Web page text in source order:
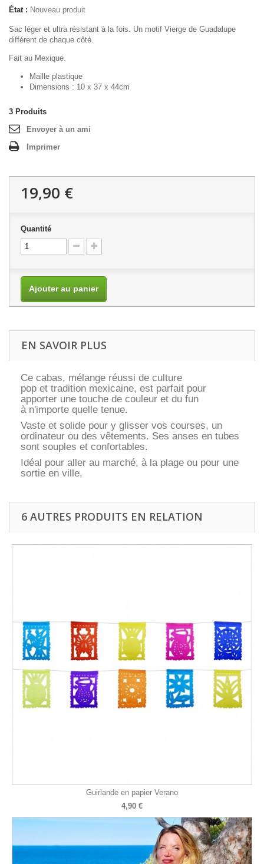
État : Nouveau produit
Sac léger et ultra résistant à la fois. Un motif Vierge de Guadalupe
différent de chaque côté.
Fait au Mexique.
Maille plastique
Dimensions : 10 x 37 x 44cm
3 Produits
Envoyer à un ami
Imprimer
19,90 €
Quantité
Ajouter au panier
EN SAVOIR PLUS
Ce cabas, mélange réussi de culture
pop et tradition mexicaine, est parfait pour
apporter une touche de couleur et du fun
à n'importe quelle tenue.
Vaste et solide pour y glisser vos courses, un
ordinateur ou des vêtements. Ses anses en tubes
sont souples et confortables.
Idéal pour aller au marché, à la plage ou pour une
sortie en ville.
6 AUTRES PRODUITS EN RELATION
Guirlande en papier Verano
4,90 €